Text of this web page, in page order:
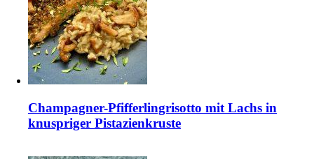
Champagner-Pfifferlingrisotto mit Lachs in
knuspriger Pistazienkruste